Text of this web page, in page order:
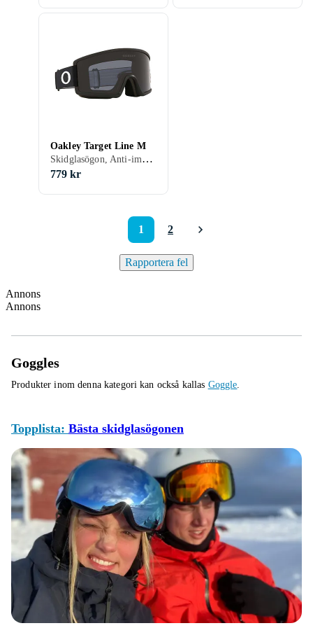
Oakley Target Line M
Skidglasögon, Anti-imsystem, Vuxen
779 kr
1 2
Rapportera fel
Annons
Annons
Goggles
Produkter inom denna kategori kan också kallas Goggle.
Topplista: Bästa skidglasögonen